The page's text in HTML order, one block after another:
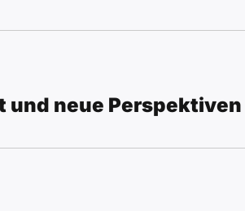
neue Perspektiven